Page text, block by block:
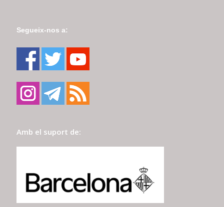
Segueix-nos a:
Amb el suport de: